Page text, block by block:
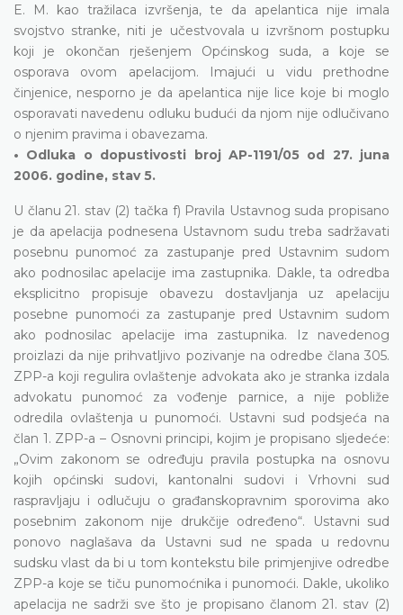
E. M. kao tražilaca izvršenja, te da apelantica nije imala
svojstvo stranke, niti je učestvovala u izvršnom postupku
koji je okončan rješenjem Općinskog suda, a koje se
osporava ovom apelacijom. Imajući u vidu prethodne
činjenice, nesporno je da apelantica nije lice koje bi moglo
osporavati navedenu odluku budući da njom nije odlučivano
o njenim pravima i obavezama.
• Odluka o dopustivosti broj AP-1191/05 od 27. juna
2006. godine, stav 5.
U članu 21. stav (2) tačka f) Pravila Ustavnog suda propisano
je da apelacija podnesena Ustavnom sudu treba sadržavati
posebnu punomoć za zastupanje pred Ustavnim sudom
ako podnosilac apelacije ima zastupnika. Dakle, ta odredba
eksplicitno propisuje obavezu dostavljanja uz apelaciju
posebne punomoći za zastupanje pred Ustavnim sudom
ako podnosilac apelacije ima zastupnika. Iz navedenog
proizlazi da nije prihvatljivo pozivanje na odredbe člana 305.
ZPP-a koji regulira ovlaštenje advokata ako je stranka izdala
advokatu punomoć za vođenje parnice, a nije pobliže
odredila ovlaštenja u punomoći. Ustavni sud podsjeća na
član 1. ZPP-a – Osnovni principi, kojim je propisano sljedeće:
„Ovim zakonom se određuju pravila postupka na osnovu
kojih općinski sudovi, kantonalni sudovi i Vrhovni sud
raspravljaju i odlučuju o građanskopravnim sporovima ako
posebnim zakonom nije drukčije određeno“. Ustavni sud
ponovo naglašava da Ustavni sud ne spada u redovnu
sudsku vlast da bi u tom kontekstu bile primjenjive odredbe
ZPP-a koje se tiču punomoćnika i punomoći. Dakle, ukoliko
apelacija ne sadrži sve što je propisano članom 21. stav (2)